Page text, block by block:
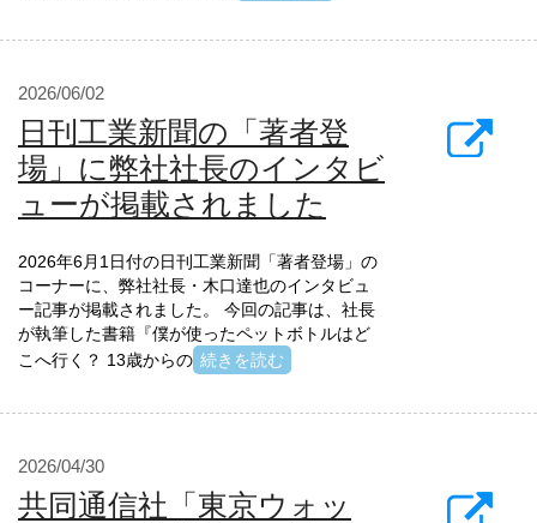
2026/06/02
日刊工業新聞の「著者登
場」に弊社社長のインタビ
ューが掲載されました
2026年6月1日付の日刊工業新聞「著者登場」の
コーナーに、弊社社長・木口達也のインタビュ
ー記事が掲載されました。 今回の記事は、社長
が執筆した書籍『僕が使ったペットボトルはど
こへ行く？ 13歳からの 続きを読む
2026/04/30
共同通信社「東京ウォッ